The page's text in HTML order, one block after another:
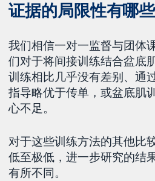
证据的局限性有哪
我们相信一对一监督与团体
们对于将间接训练结合盆底
训练相比几乎没有差别、通
指导略优于传单，或盆底肌
心不足。
对于这些训练方法的其他比
低至极低，进一步研究的结
有所不同。